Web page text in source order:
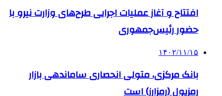
افتتاح و آغاز عملیات اجرایی طرح‌های وزارت نیرو با
حضور رئیس‌جمهوری
۱۴۰۲/۱۱/۱۵
بانک مرکزی، متولی انحصاری ساماندهی بازار
رمزپول (رمزارز) است